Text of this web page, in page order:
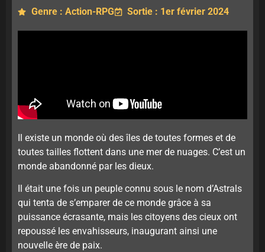
Genre : Action-RPG Sortie : 1er février 2024
Il existe un monde où des îles de toutes formes et de
toutes tailles flottent dans une mer de nuages. C’est un
monde abandonné par les dieux.
Il était une fois un peuple connu sous le nom d’Astrals
qui tenta de s’emparer de ce monde grâce à sa
puissance écrasante, mais les citoyens des cieux ont
repoussé les envahisseurs, inaugurant ainsi une
nouvelle ère de paix.